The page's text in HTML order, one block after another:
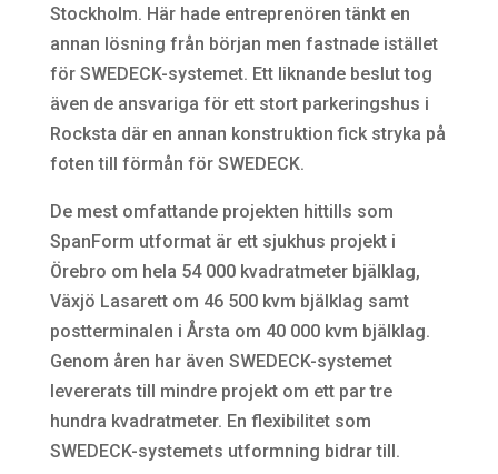
Stockholm. Här hade entreprenören tänkt en
annan lösning från början men fastnade istället
för SWEDECK-systemet. Ett liknande beslut tog
även de ansvariga för ett stort parkeringshus i
Rocksta där en annan konstruktion fick stryka på
foten till förmån för SWEDECK.
De mest omfattande projekten hittills som
SpanForm utformat är ett sjukhus projekt i
Örebro om hela 54 000 kvadratmeter bjälklag,
Växjö Lasarett om 46 500 kvm bjälklag samt
postterminalen i Årsta om 40 000 kvm bjälklag.
Genom åren har även SWEDECK-systemet
levererats till mindre projekt om ett par tre
hundra kvadratmeter. En flexibilitet som
SWEDECK-systemets utformning bidrar till.